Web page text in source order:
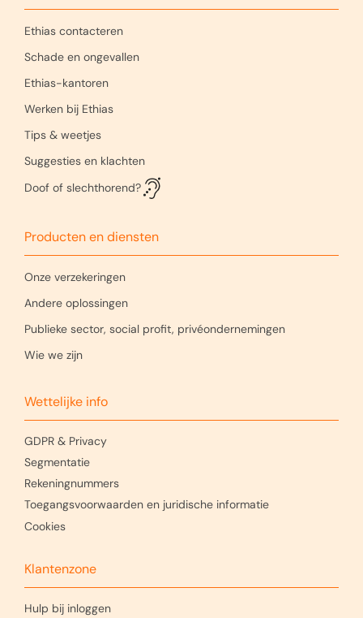
Ethias contacteren
Schade en ongevallen
Ethias-kantoren
Werken bij Ethias
Tips & weetjes
Suggesties en klachten
Doof of slechthorend?
Producten en diensten
Onze verzekeringen
Andere oplossingen
Publieke sector, social profit, privéondernemingen
Wie we zijn
Wettelijke info
GDPR & Privacy
Segmentatie
Rekeningnummers
Toegangsvoorwaarden en juridische informatie
Cookies
Klantenzone
Hulp bij inloggen